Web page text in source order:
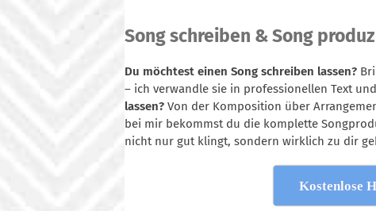
Song schreiben & Song
Du möchtest einen Song schreiben lassen?
– ich verwandle sie in professionellen Text
lassen? Von der Komposition über
bei mir bekommst du die komplette
nicht nur gut klingt, sondern wirklich zu dir
Kostenlose